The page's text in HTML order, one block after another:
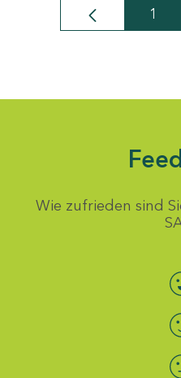
Seite
1
Wie zufrieden sind